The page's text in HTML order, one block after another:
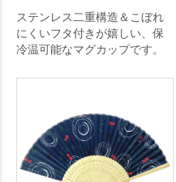
ステンレス二重構造＆こぼれ
にくいフタ付きが嬉しい、保
冷温可能なマグカップです。